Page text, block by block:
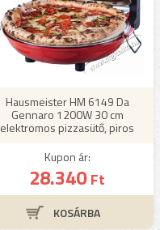
Hausmeister HM 6149 Da
Gennaro 1200W 30 cm
elektromos pizzasütő, piros
Kupon ár:
28.340Ft